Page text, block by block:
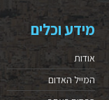
מידע וכלים
אודות
המייל האדום